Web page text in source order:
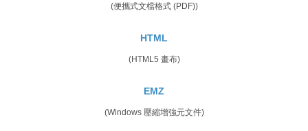
(便攜式文檔格式 (PDF))
HTML
(HTML5 畫布)
EMZ
(Windows 壓縮增強元文件)